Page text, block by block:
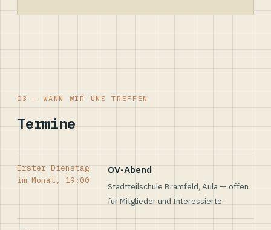
03 — WANN WIR UNS TREFFEN
Termine
Erster Dienstag
im Monat, 19:00
OV-Abend
Stadtteilschule Bramfeld, Aula — offen
für Mitglieder und Interessierte.